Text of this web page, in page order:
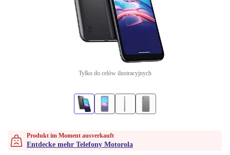
Tylko do celów ilustracyjnych
Produkt im Moment ausverkauft
Entdecke mehr Telefony Motorola